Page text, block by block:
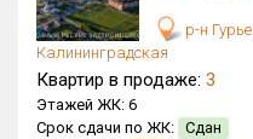
р-н
Калининградская
Квартир в продаже: 3
Этажей ЖК: 6
Срок сдачи по ЖК: Сдан